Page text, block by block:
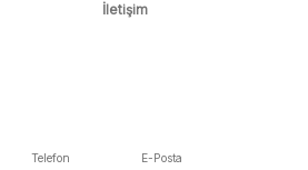
Ben bu kadar hızlı bir teslimat
Ben bu kadar hızlı bir teslimat
İletişim
Telefon E-Posta